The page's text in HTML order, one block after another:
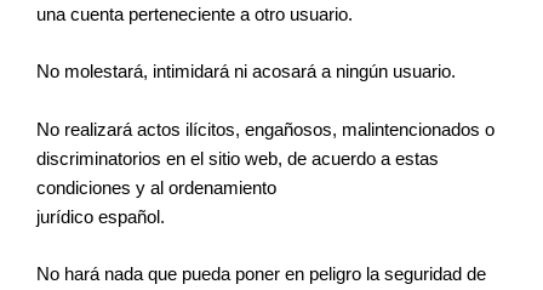
una cuenta perteneciente a otro usuario.
No molestará, intimidará ni acosará a ningún usuario.
No realizará actos ilícitos, engañosos, malintencionados o
discriminatorios en el sitio web, de acuerdo a estas
condiciones y al ordenamiento
jurídico español.
No hará nada que pueda poner en peligro la seguridad de